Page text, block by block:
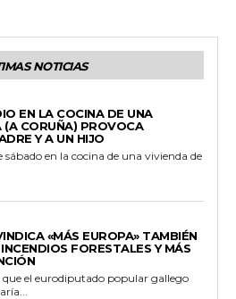
NOTICIAS
EN LA COCINA DE UNA
(A CORUÑA) PROVOCA
Y A UN HIJO
en la cocina de una vivienda de
«MÁS EUROPA» TAMBIÉN
FORESTALES Y MÁS
que el eurodiputado popular gallego